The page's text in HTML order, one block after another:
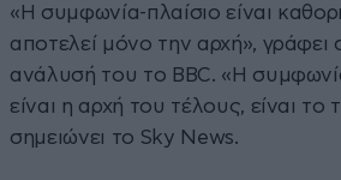
«Η συμφωνία-πλαίσιο είναι
αποτελεί μόνο την αρχή», γράφει
ανάλυσή του το BBC. «Η
είναι η αρχή του τέλους, είναι το
σημειώνει το Sky News.